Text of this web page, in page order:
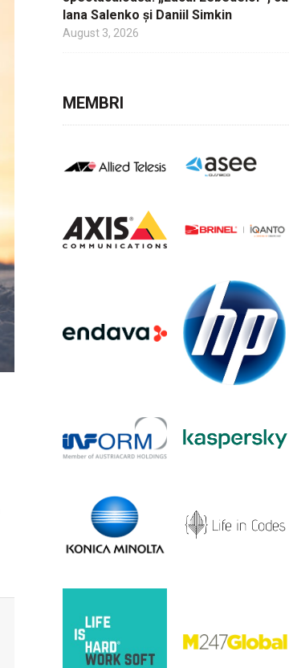
Iana Salenko și Daniil Simkin
August 3, 2026
MEMBRI